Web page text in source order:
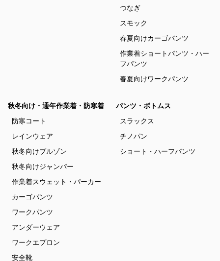
つなぎ
スモック
春夏向けカーゴパンツ
作業着ショートパンツ・ハー
フパンツ
春夏向けワークパンツ
秋冬向け・通年作業着・防寒着
防寒コート
レインウェア
秋冬向けブルゾン
秋冬向けジャンパー
作業着スウェット・パーカー
カーゴパンツ
ワークパンツ
アンダーウェア
ワークエプロン
安全靴
パンツ・ボトムス
スラックス
チノパン
ショート・ハーフパンツ